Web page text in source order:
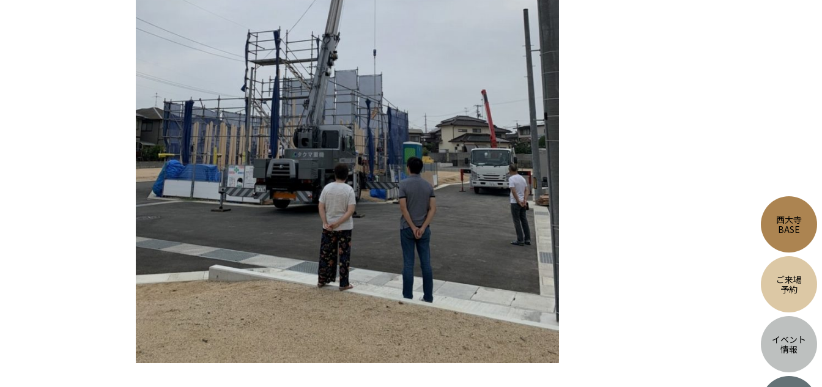
西大寺
BASE
ご来場
予約
イベント
情報